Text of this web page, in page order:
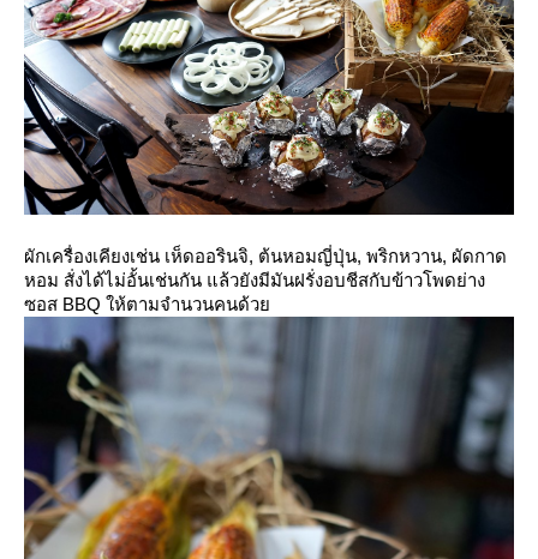
ผักเครื่องเคียงเช่น เห็ดออรินจิ, ต้นหอมญี่ปุ่น, พริกหวาน, ผัดกาด
หอม สั่งได้ไม่อั้นเช่นกัน แล้วยังมีมันฝรั่งอบชีสกับข้าวโพดย่าง
ซอส BBQ ให้ตามจำนวนคนด้ว